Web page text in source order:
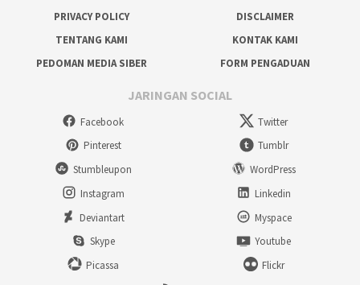
PRIVACY POLICY
DISCLAIMER
TENTANG KAMI
KONTAK KAMI
PEDOMAN MEDIA SIBER
FORM PENGADUAN
JARINGAN SOCIAL
Facebook
Twitter
Pinterest
Tumblr
Stumbleupon
WordPress
Instagram
Linkedin
Deviantart
Myspace
Skype
Youtube
Picassa
Flickr